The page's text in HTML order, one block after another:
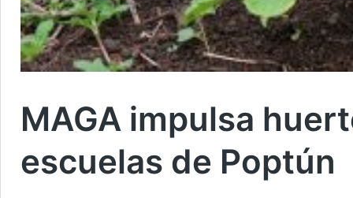
MAGA impulsa
escuelas de Poptún